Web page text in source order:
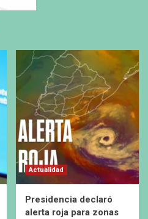
Actualidad
Presidencia declaró
alerta roja para zonas